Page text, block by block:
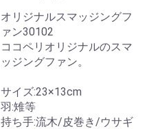
オリジナルスマッジングフ
ァン30102
ココペリオリジナルのスマ
ッジングファン。
サイズ:23×13cm
羽:雉等
持ち手:流木/皮巻き/ウサギ